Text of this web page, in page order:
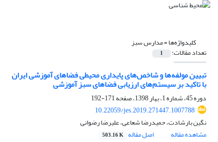
کلیدواژه‌ها =مدارس سبز
تعداد مقالات: 1
تبیین مولفه‌ها و شاخص‌های پایداری محیطی فضاهای آموزشی ایران
با تاکید بر سیستم‌های ارزیابی فضاهای سبز آموزشی
دوره 45، شماره 1، بهار 1398، صفحه
171-192
10.22059/jes.2019.271447.1007788
نگین بارشادت، حمیدرضا شعاعی، علیرضا رضوانی
مشاهده مقاله
اصل مقاله 503.16 K